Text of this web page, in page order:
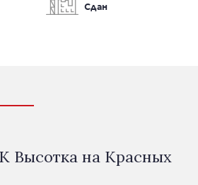
Сдан
Высотка на Красных